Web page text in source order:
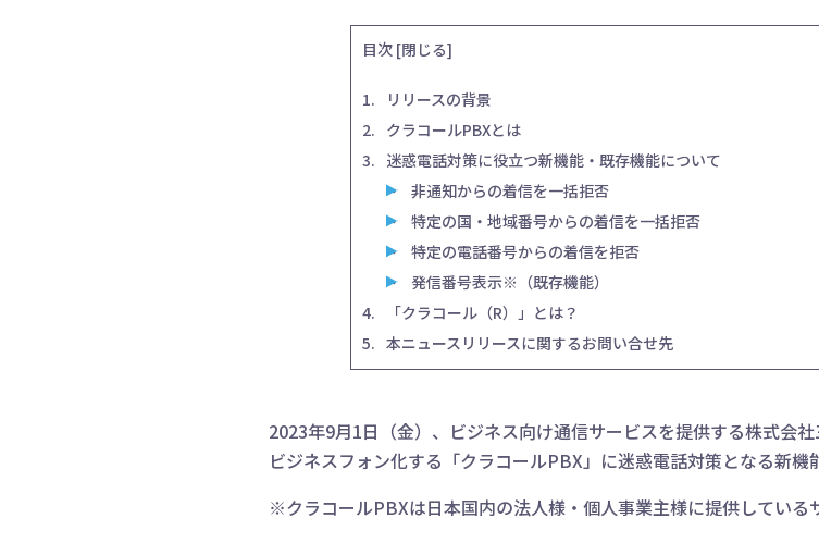
目次 [閉じる]
リリースの背景
クラコールPBXとは
迷惑電話対策に役立つ新機能・既存機能について
非通知からの着信を一括拒否
特定の国・地域番号からの着信を一括拒否
特定の電話番号からの着信を拒否
発信番号表示※（既存機能）
「クラコール（R）」とは？
本ニュースリリースに関するお問い合せ先
2023年9月1日（金）、ビジネス向け通信サービスを提供する株式会
ビジネスフォン化する「クラコールPBX」に迷惑電話対策となる新機
※クラコールPBXは日本国内の法人様・個人事業主様に提供している